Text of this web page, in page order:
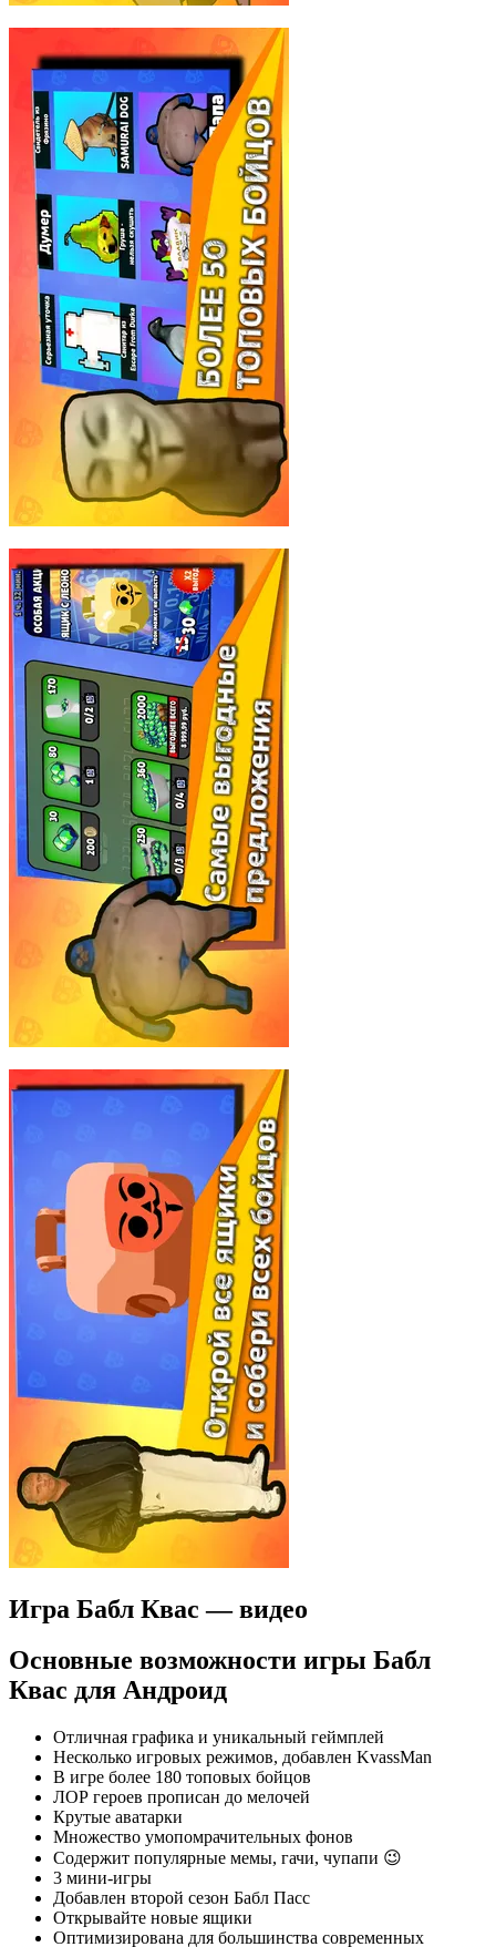
Игра Бабл Квас — видео
Основные возможности игры Бабл
Квас для Андроид
Отличная графика и уникальный геймплей
Несколько игровых режимов, добавлен KvassMan
В игре более 180 топовых бойцов
ЛОР героев прописан до мелочей
Крутые аватарки
Множество умопомрачительных фонов
Содержит популярные мемы, гачи, чупапи 😉
3 мини-игры
Добавлен второй сезон Бабл Пасс
Открывайте новые ящики
Оптимизирована для большинства современных